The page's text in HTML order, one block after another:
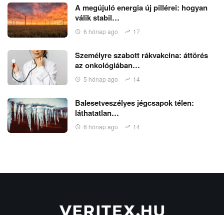
A megújuló energia új pillérei: hogyan
válik stabil…
6 hónap ago 17
Személyre szabott rákvakcina: áttörés
az onkológiában…
5 hónap ago 14
Balesetveszélyes jégcsapok télen:
láthatatlan…
6 hónap ago 14